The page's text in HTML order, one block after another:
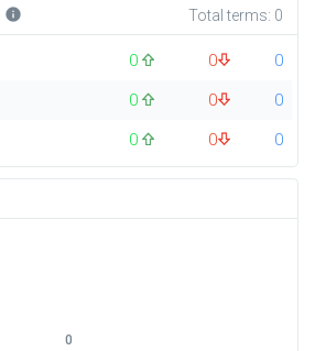
info Total terms: 0
0 0
0
0 0
0
0 0 0
0